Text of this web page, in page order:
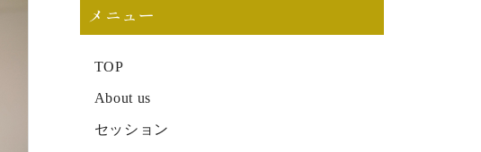
メニュー
TOP
About us
セッション